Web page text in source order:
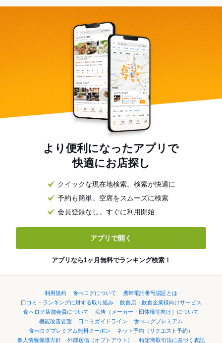
より便利になったアプリで
快適にお店探し
クイックな現在地検索。検索が快適に
予約も簡単。空席をスムーズに検索
会員登録なし。すぐに利用開始
アプリで開く
アプリなら1ヶ月無料でランキング検索！
利用規約 食べログについて
携帯電話番号認証とは
口コミ・ランキングに対する取り組み
飲食店・飲食企業様向けサービス
食べログ店舗会員について
広告（メーカー・団体様等向け）について
機能改善要望
口コミガイドライン
食べログプレミアム
食べログプレミアム無料クーポン
ネット予約（リクエスト予約）
個人情報保護方針
外部送信（オプトアウト） 特定商取引法に基づく表記